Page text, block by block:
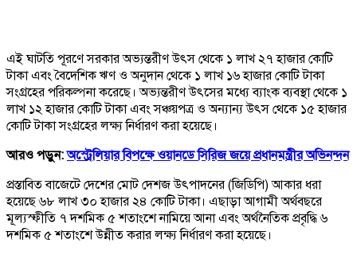
এই ঘাটতি পূরণে সরকার অভ্যন্তরীণ উৎস থেকে ১ লাখ ২৭ হাজার কোটি
টাকা এবং বৈদেশিক ঋণ ও অনুদান থেকে ১ লাখ ১৬ হাজার কোটি টাকা
সংগ্রহের পরিকল্পনা করেছে। অভ্যন্তরীণ উৎসের মধ্যে ব্যাংক ব্যবস্থা থেকে ১
লাখ ১২ হাজার কোটি টাকা এবং সঞ্চয়পত্র ও অন্যান্য উৎস থেকে ১৫ হাজার
কোটি টাকা সংগ্রহের লক্ষ্য নির্ধারণ করা হয়েছে।
আরও পড়ুন:অস্ট্রেলিয়ার বিপক্ষে ওয়ানডে সিরিজ জয়ে প্রধানমন্ত্রীর অভিনন্দন
প্রস্তাবিত বাজেটে দেশের মোট দেশজ উৎপাদনের (জিডিপি) আকার ধরা
হয়েছে ৬৮ লাখ ৩০ হাজার ২৪ কোটি টাকা। এছাড়া আগামী অর্থবছরে
মূল্যস্ফীতি ৭ দশমিক ৫ শতাংশে নামিয়ে আনা এবং অর্থনৈতিক প্রবৃদ্ধি ৬
দশমিক ৫ শতাংশে উন্নীত করার লক্ষ্য নির্ধারণ করা হয়েছে।